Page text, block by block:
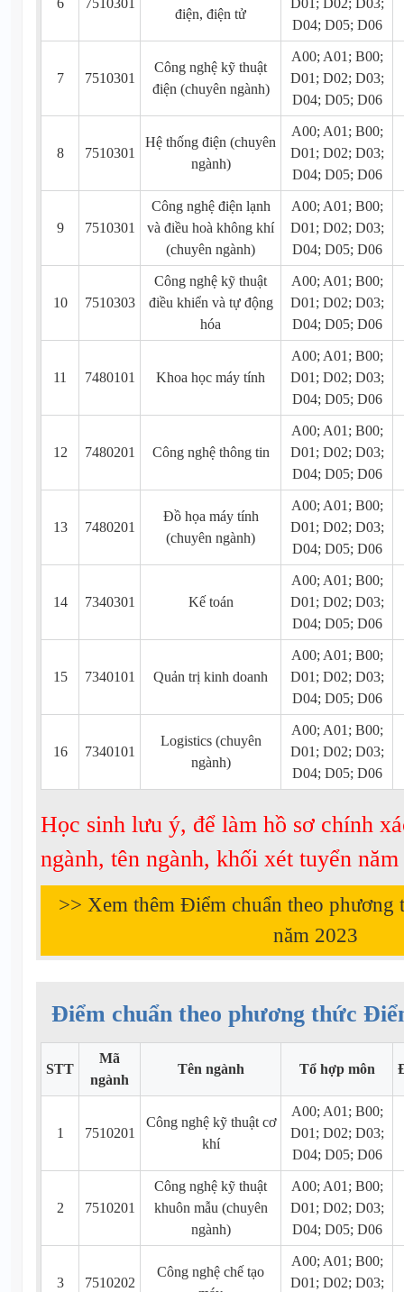
6 7510301
điện, điện tử
D01; D02; D03;
D04; D05; D06
7 7510301
Công nghệ kỹ thuật
điện (chuyên ngành)
A00; A01; B00;
D01; D02; D03;
D04; D05; D06
8 7510301
Hệ thống điện (chuyên
ngành)
A00; A01; B00;
D01; D02; D03;
D04; D05; D06
9 7510301
Công nghệ điện lạnh
và điều hoà không khí
(chuyên ngành)
A00; A01; B00;
D01; D02; D03;
D04; D05; D06
10 7510303
Công nghệ kỹ thuật
điều khiển và tự động
hóa
A00; A01; B00;
D01; D02; D03;
D04; D05; D06
11 7480101 Khoa học máy tính
A00; A01; B00;
D01; D02; D03;
D04; D05; D06
12 7480201 Công nghệ thông tin
A00; A01; B00;
D01; D02; D03;
D04; D05; D06
13 7480201
Đồ họa máy tính
(chuyên ngành)
A00; A01; B00;
D01; D02; D03;
D04; D05; D06
14 7340301 Kế toán
A00; A01; B00;
D01; D02; D03;
D04; D05; D06
15 7340101 Quản trị kinh doanh
A00; A01; B00;
D01; D02; D03;
D04; D05; D06
16 7340101
Logistics (chuyên
ngành)
A00; A01; B00;
D01; D02; D03;
D04; D05; D06
Học sinh lưu ý, để làm hồ sơ chính
ngành, tên ngành, khối xét tuyển
>> Xem thêm Điểm chuẩn theo
năm 2023
Điểm chuẩn theo phương thức
STT
Mã
ngành
Tên ngành Tổ hợp môn
1 7510201
Công nghệ kỹ thuật cơ
khí
A00; A01; B00;
D01; D02; D03;
D04; D05; D06
2 7510201
Công nghệ kỹ thuật
khuôn mẫu (chuyên
ngành)
A00; A01; B00;
D01; D02; D03;
D04; D05; D06
3 7510202
Công nghệ chế tạo
A00; A01; B00;
D01; D02; D03;